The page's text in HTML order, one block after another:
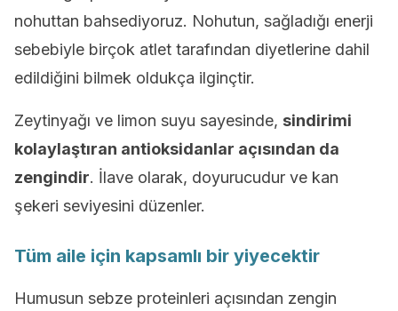
nohuttan bahsediyoruz. Nohutun, sağladığı enerji
sebebiyle birçok atlet tarafından diyetlerine dahil
edildiğini bilmek oldukça ilginçtir.
Zeytinyağı ve limon suyu sayesinde, sindirimi
kolaylaştıran antioksidanlar açısından da
zengindir. İlave olarak, doyurucudur ve kan
şekeri seviyesini düzenler.
Tüm aile için kapsamlı bir yiyecektir
Humusun sebze proteinleri açısından zengin